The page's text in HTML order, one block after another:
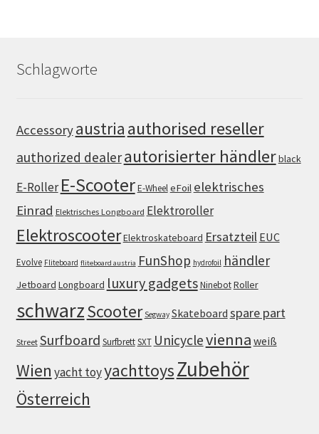
Schlagworte
Accessoryaustria authorised reseller
authorized dealerautorisierter händlerblack
E-Roller E-ScooterE-WheeleFoil elektrisches
Einrad Elektrisches Longboard Elektroroller
ElektroscooterElektroskateboard Ersatzteil EUC
Evolve Fliteboard fliteboard austria FunShop hydrofoil händler
Jetboard Longboard luxury gadgetsNinebotRoller
schwarzScooter Segway Skateboard spare part
Street Surfboard SurfbrettSXT Unicyclevienna weiß
Wien yacht toyyachttoysZubehör
Österreich